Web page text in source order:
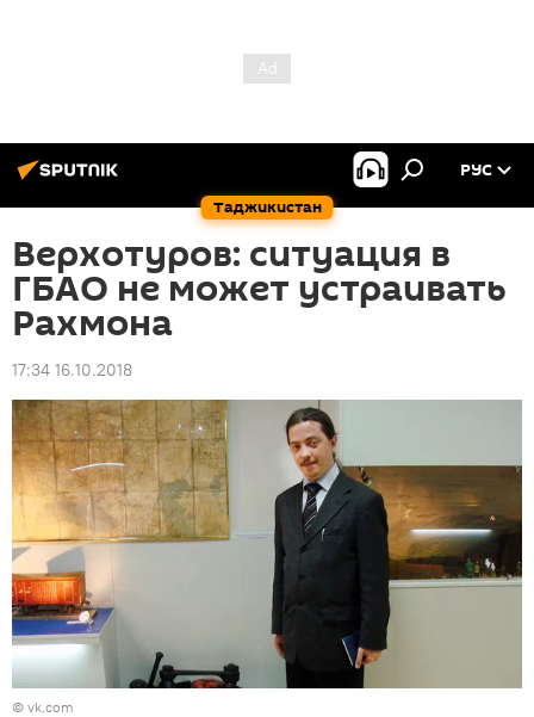
Таджикистан
РУС
Верхотуров: ситуация в
ГБАО не может устраивать
Рахмона
17:34 16.10.2018
© vk.com